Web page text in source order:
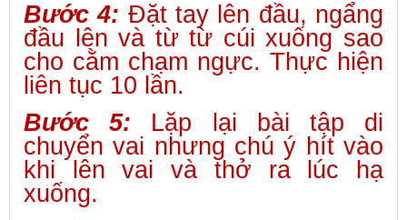
Bước 4: Đặt tay lên đầu, ngẩng
đầu lên và từ từ cúi xuống sao
cho cằm chạm ngực. Thực hiện
liên tục 10 lần.
Bước 5: Lặp lại bài tập di
chuyển vai nhưng chú ý hít vào
khi lên vai và thở ra lúc hạ
xuống.